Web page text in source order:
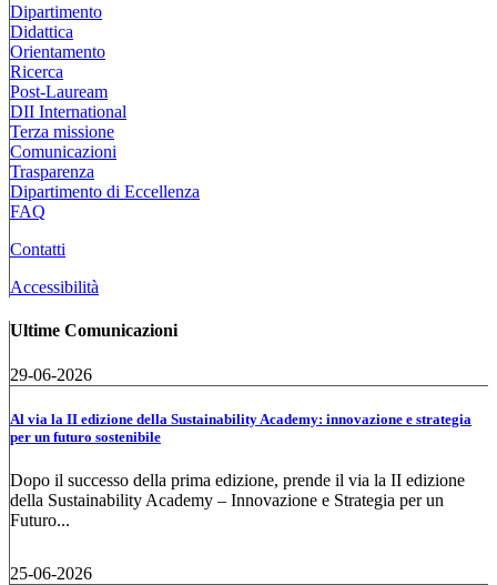
Dipartimento
Didattica
Orientamento
Ricerca
Post-Lauream
DII International
Terza missione
Comunicazioni
Trasparenza
Dipartimento di Eccellenza
FAQ
Contatti
Accessibilità
Ultime Comunicazioni
29-06-2026
Al via la II edizione della Sustainability Academy: innovazione e strategia
per un futuro sostenibile
Dopo il successo della prima edizione, prende il via la II edizione
della Sustainability Academy – Innovazione e Strategia per un
Futuro...
25-06-2026